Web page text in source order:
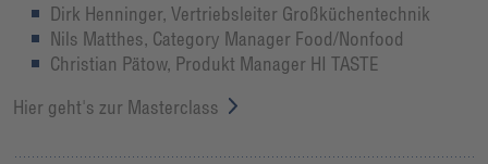
Dirk Henninger, Vertriebsleiter Großküchentechnik
Nils Matthes, Category Manager Food/Nonfood
Christian Pätow, Produkt Manager HI TASTE
Hier geht's zur Masterclass